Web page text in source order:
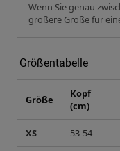
Wenn Sie genau
größere Größe für
Größentabelle
Größe
Kopf
(cm)
XS 53-54